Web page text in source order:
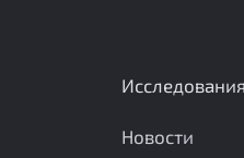
Исследования
Новости